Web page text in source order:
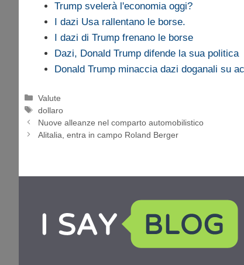
Trump svelerà l'economia oggi?
I dazi Usa rallentano le borse.
I dazi di Trump frenano le borse
Dazi, Donald Trump difende la sua politica
Donald Trump minaccia dazi doganali su
Categorie
Valute
Tag
dollaro
Nuove alleanze nel comparto automobilistico
Alitalia, entra in campo Roland Berger